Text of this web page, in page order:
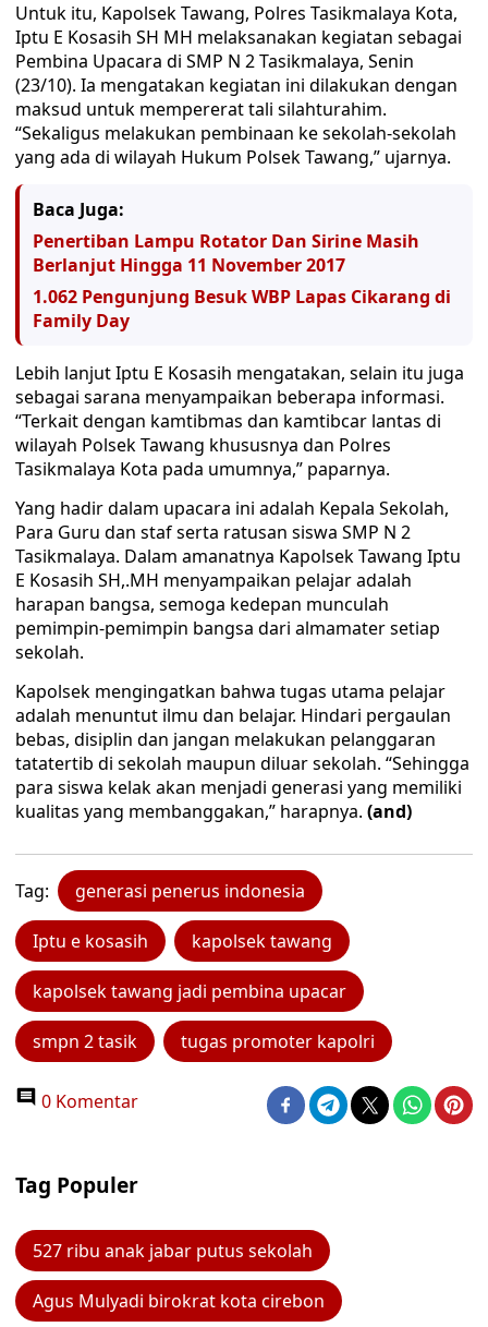
Untuk itu, Kapolsek Tawang, Polres Tasikmalaya Kota,
Iptu E Kosasih SH MH melaksanakan kegiatan sebagai
Pembina Upacara di SMP N 2 Tasikmalaya, Senin
(23/10). Ia mengatakan kegiatan ini dilakukan dengan
maksud untuk mempererat tali silahturahim.
“Sekaligus melakukan pembinaan ke sekolah-sekolah
yang ada di wilayah Hukum Polsek Tawang,” ujarnya.
Baca Juga:
Penertiban Lampu Rotator Dan Sirine Masih
Berlanjut Hingga 11 November 2017
1.062 Pengunjung Besuk WBP Lapas Cikarang di
Family Day
Lebih lanjut Iptu E Kosasih mengatakan, selain itu juga
sebagai sarana menyampaikan beberapa informasi.
“Terkait dengan kamtibmas dan kamtibcar lantas di
wilayah Polsek Tawang khususnya dan Polres
Tasikmalaya Kota pada umumnya,” paparnya.
Yang hadir dalam upacara ini adalah Kepala Sekolah,
Para Guru dan staf serta ratusan siswa SMP N 2
Tasikmalaya. Dalam amanatnya Kapolsek Tawang Iptu
E Kosasih SH,.MH menyampaikan pelajar adalah
harapan bangsa, semoga kedepan munculah
pemimpin-pemimpin bangsa dari almamater setiap
sekolah.
Kapolsek mengingatkan bahwa tugas utama pelajar
adalah menuntut ilmu dan belajar. Hindari pergaulan
bebas, disiplin dan jangan melakukan pelanggaran
tatatertib di sekolah maupun diluar sekolah. “Sehingga
para siswa kelak akan menjadi generasi yang memiliki
kualitas yang membanggakan,” harapnya. (and)
Tag: generasi penerus indonesia
Iptu e kosasih kapolsek tawang
kapolsek tawang jadi pembina upacar
smpn 2 tasik tugas promoter kapolri
0 Komentar
Tag Populer
527 ribu anak jabar putus sekolah
Agus Mulyadi birokrat kota cirebon